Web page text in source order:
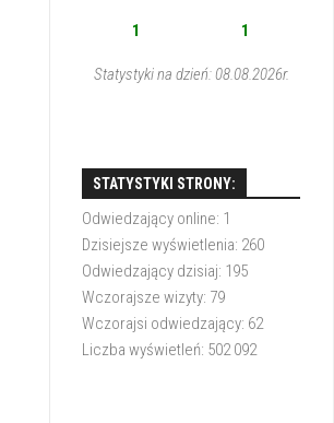
1 1
Statystyki na dzień: 08.08.2026r.
STATYSTYKI STRONY:
Odwiedzający online: 1
Dzisiejsze wyświetlenia: 260
Odwiedzający dzisiaj: 195
Wczorajsze wizyty: 79
Wczorajsi odwiedzający: 62
Liczba wyświetleń: 502 092